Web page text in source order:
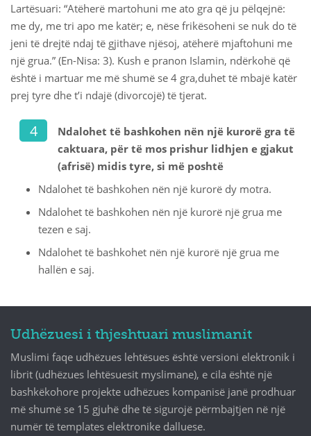
Lartësuari: “Atëherë martohuni me ato gra që ju pëlqejnë:
me dy, me tri apo me katër; e, nëse frikësoheni se nuk do të
jeni të drejtë ndaj të gjithave njësoj, atëherë mjaftohuni me
një grua.” (En-Nisa: 3). Kush e pranon Islamin, ndërkohë që
është i martuar me më shumë se 4 gra,duhet të mbajë katër
prej tyre dhe t’i ndajë (divorcojë) të tjerat.
Ndalohet të bashkohen nën një kurorë gra të
caktuara, për të mos prishur lidhjen e gjakut
(afrisë) midis tyre, si më poshtë
Ndalohet të bashkohen nën një kurorë dy motra.
Ndalohet të bashkohen nën një kurorë një grua me
tezen e saj.
Ndalohet të bashkohet nën një kurorë një grua me
hallën e saj.
Udhëzuesi i thjeshtuari muslimanit
Muslimi faqe udhëzues lehtësues është versioni elektronik i
librit (udhëzues lehtësuesit myslimane), e cila është një
bashkëkohore projekte udhëzues kompanisë janë prodhuar
më shumë se 15 gjuhë dhe të sigurojë përmbajtjen në një
numër të templates elektronike dalluese.